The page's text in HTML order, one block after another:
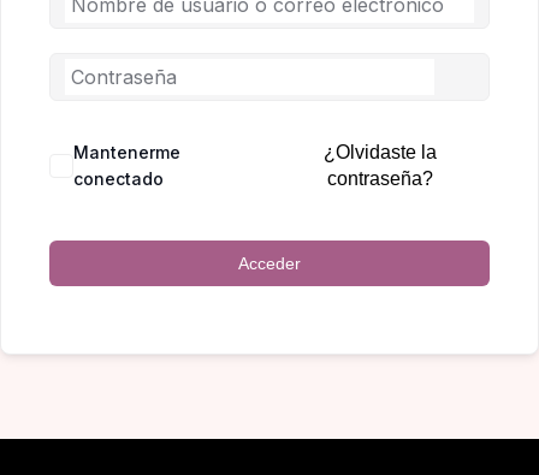
Mantenerme
conectado
¿Olvidaste la
contraseña?
Acceder